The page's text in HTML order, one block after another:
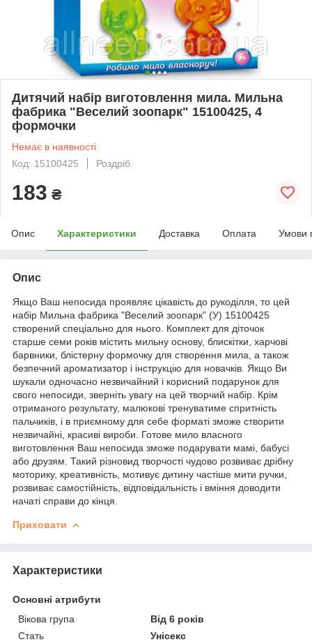
Дитячий набір виготовлення мила. Мильна
фабрика "Веселий зоопарк" 15100425, 4
формочки
Немає в наявності
Код: 15100425
Роздріб
183 ₴
Опис Характеристики Доставка Оплата Умови
Опис
Якщо Ваш непосида проявляє цікавість до рукоділля, то цей
набір Мильна фабрика "Веселий зоопарк" (У) 15100425
створений спеціально для нього. Комплект для діточок
старше семи років містить мильну основу, блискітки, харчові
барвники, блістерну формочку для створення мила, а також
безпечний ароматизатор і інструкцію для новачків. Якщо Ви
шукали одночасно незвичайний і корисний подарунок для
свого непосиди, зверніть увагу на цей творчий набір. Крім
отриманого результату, малюкові тренуватиме спритність
пальчиків, і в приємному для себе форматі зможе створити
незвичайні, красиві вироби. Готове мило власного
виготовлення Ваш непосида зможе подарувати мамі, бабусі
або друзям. Такий різновид творчості чудово розвиває дрібну
моторику, креативність, мотивує дитину частіше мити ручки,
розвиває самостійність, відповідальність і вміння доводити
начаті справи до кінця.
Приховати
Характеристики
Основні атрибути
Вікова група
Від 6 років
Стать
Унісекс